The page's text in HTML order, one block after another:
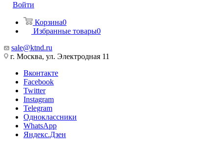
Войти
Корзина0
Избранные товары0
sale@ktnd.ru
г. Москва, ул. Электродная 11
Вконтакте
Facebook
Twitter
Instagram
Telegram
Одноклассники
WhatsApp
Яндекс.Дзен